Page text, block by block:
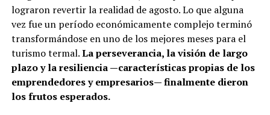
lograron revertir la realidad de agosto. Lo que alguna
vez fue un período económicamente complejo terminó
transformándose en uno de los mejores meses para el
turismo termal.La perseverancia, la visión de largo
plazo y la resiliencia —características propias de los
emprendedores y empresarios— finalmente dieron
los frutos esperados.